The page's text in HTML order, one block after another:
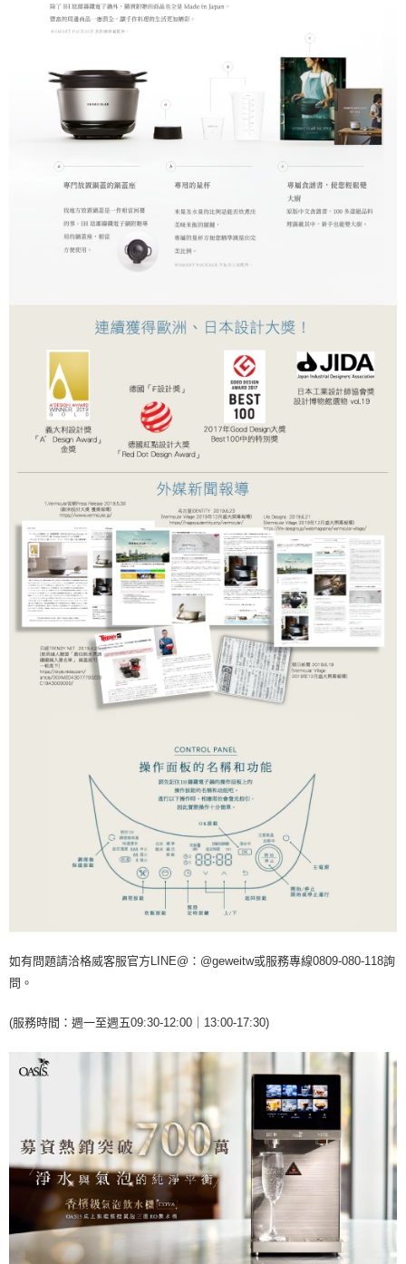
如有問題請洽格威客服官方LINE@：@geweitw或服務專線0809-080-118詢
問。
(服務時間：週一至週五09:30-12:00｜13:00-17:30)